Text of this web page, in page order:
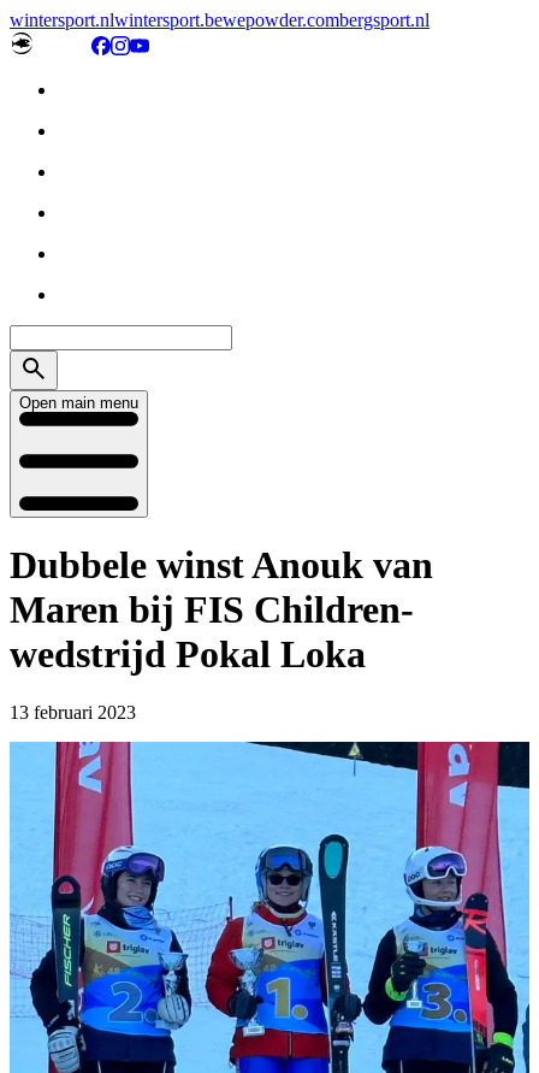
wintersport.nlwintersport.bewepowder.combergsport.nl
Open main menu
Dubbele winst Anouk van
Maren bij FIS Children-
wedstrijd Pokal Loka
13 februari 2023